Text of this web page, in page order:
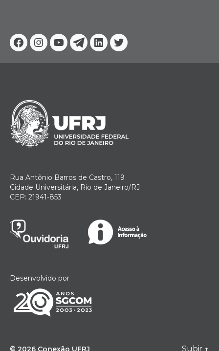
Facebook
Instagram
YoutubeTelegram
Linkedin
Twitter
Rua Antônio Barros de Castro, 119
Cidade Universitária, Rio de Janeiro/RJ
CEP: 21941-853
Desenvolvido por
© 2026 Conexão UFRJ Subir ↑